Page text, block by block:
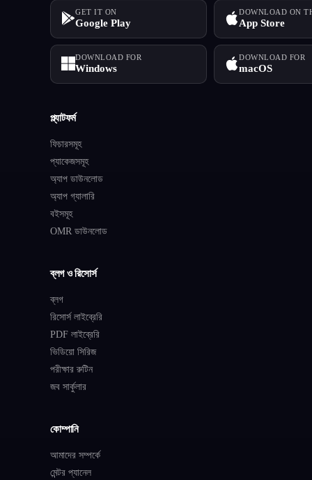
GET IT ON
Google Play
DOWNLOAD ON
App Store
DOWNLOAD FOR
Windows
DOWNLOAD FOR
macOS
প্ল্যাটফর্ম
ফিচারসমূহ
প্যাকেজসমূহ
অ্যাপ ডাউনলোড
অ্যাপ গ্যালারি
বইসমূহ
OMR ডাউনলোড
ব্লগ ও রিসোর্স
ব্লগ
রিসোর্স লাইব্রেরি
PDF লাইব্রেরি
ভিডিয়ো সিরিজ
পরীক্ষার রুটিন
জব সার্কুলার
কোম্পানি
আমাদের সম্পর্কে
মেন্টর প্যানেল